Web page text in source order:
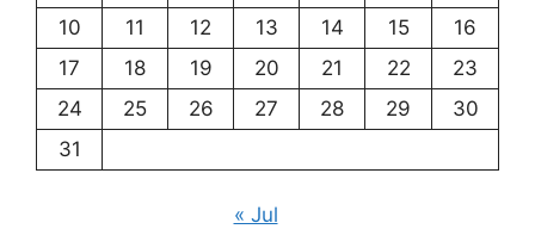
10
11 12 13 14 15
16
17
18 19 20 21 22
23
24
25 26 27 28 29
30
31
« Jul